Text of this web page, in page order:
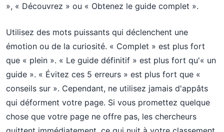
», « Découvrez » ou « Obtenez le guide complet ».
Utilisez des mots puissants qui déclenchent une
émotion ou de la curiosité. « Complet » est plus fort
que « plein ». « Le guide définitif » est plus fort qu'« un
guide ». « Évitez ces 5 erreurs » est plus fort que «
conseils sur ». Cependant, ne utilisez jamais d'appâts
qui déforment votre page. Si vous promettez quelque
chose que votre page ne offre pas, les chercheurs